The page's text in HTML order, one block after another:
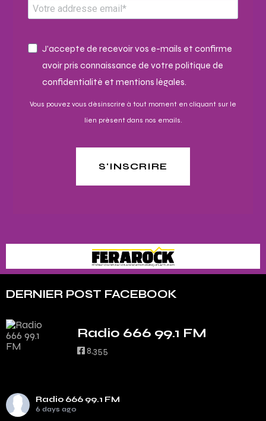
J'accepte de recevoir vos e-mails et confirme
avoir pris connaissance de votre politique de
confidentialité et mentions légales.
Vous pouvez vous désinscrire à tout moment en cliquant sur le
lien présent dans nos emails.
S'INSCRIRE
DERNIER POST FACEBOOK
Radio 666 99.1 FM
8,355
Radio 666 99.1 FM
6 days ago